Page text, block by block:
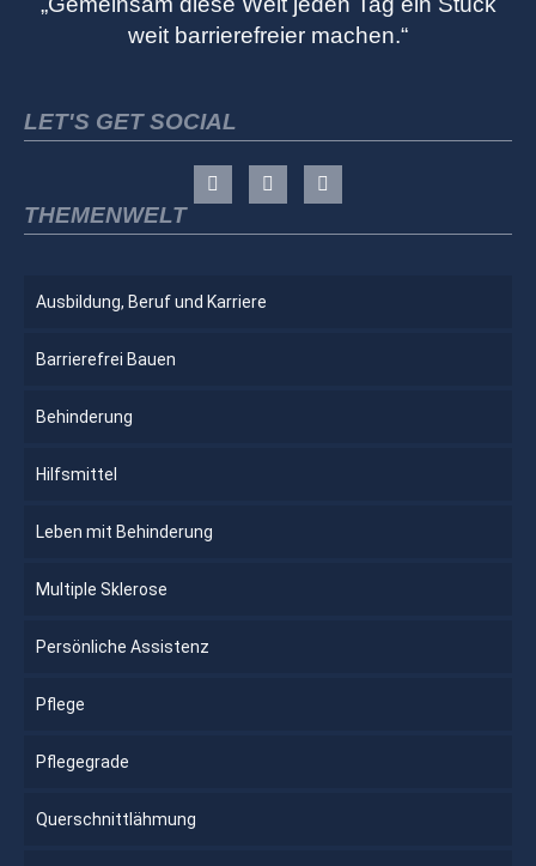
weit barrierefreier machen.“
LET'S GET SOCIAL
THEMENWELT
Ausbildung, Beruf und Karriere
Barrierefrei Bauen
Behinderung
Hilfsmittel
Leben mit Behinderung
Multiple Sklerose
Persönliche Assistenz
Pflege
Pflegegrade
Querschnittlähmung